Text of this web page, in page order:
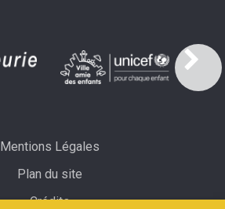
Mentions Légales
Plan du site
Crédits